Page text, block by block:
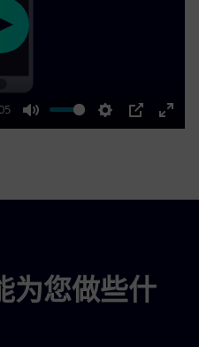
Mute Settings
PIP
Enter
Play
为您做些什